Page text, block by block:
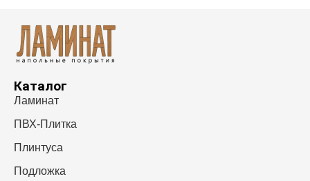
Каталог
Ламинат
ПВХ-Плитка
Плинтуса
Подложка